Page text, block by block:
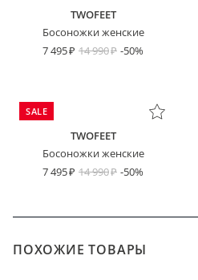
TWOFEET
Босоножки женские
7 495
14 990 -50%
SALE
TWOFEET
Босоножки женские
7 495
14 990 -50%
ПОХОЖИЕ ТОВАРЫ